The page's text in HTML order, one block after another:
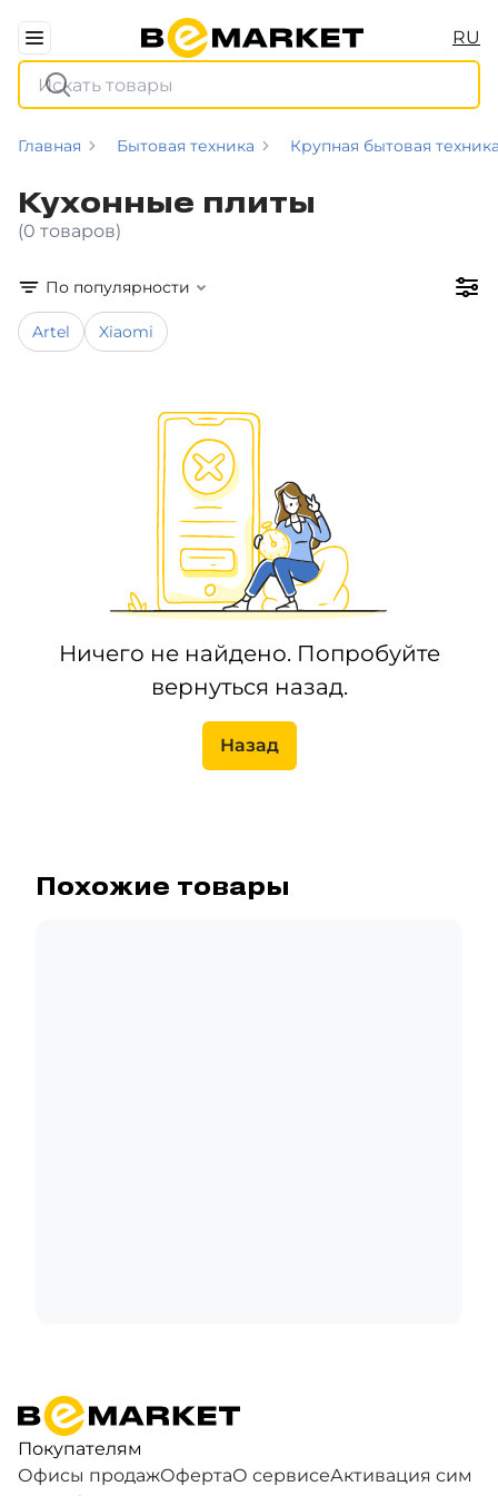
RU
Главная Бытовая техника Крупная бытовая
Кухонные плиты
(0 товаров)
По популярности
Artel Xiaomi
Ничего не найдено. Попробуйте
вернуться назад.
Назад
Похожие товары
Покупателям
Офисы продажОфертаО сервисеАктивация сим